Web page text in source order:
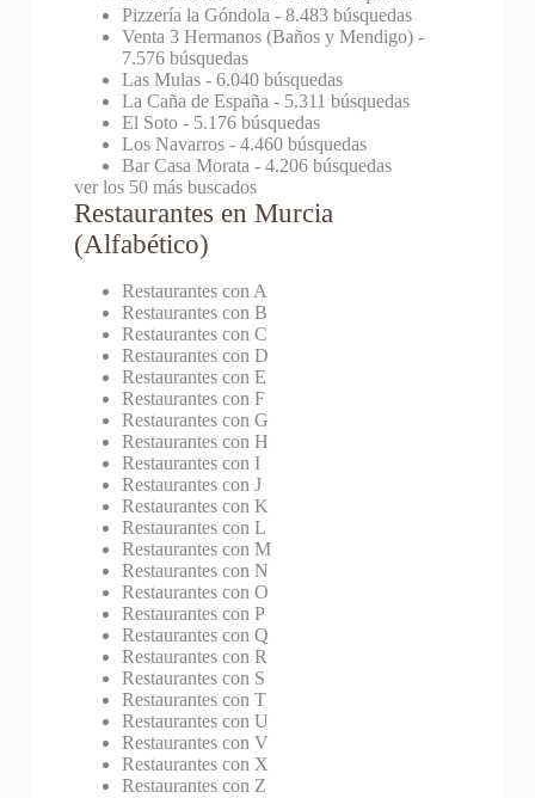
Pizzería la Góndola - 8.483 búsquedas
Venta 3 Hermanos (Baños y Mendigo)-
7.576 búsquedas
Las Mulas- 6.040 búsquedas
La Caña de España - 5.311 búsquedas
El Soto- 5.176 búsquedas
Los Navarros- 4.460 búsquedas
Bar Casa Morata - 4.206 búsquedas
ver los 50 más buscados
Restaurantes en Murcia
(Alfabético)
Restaurantes con A
Restaurantes con B
Restaurantes con C
Restaurantes con D
Restaurantes con E
Restaurantes con F
Restaurantes con G
Restaurantes con H
Restaurantes con I
Restaurantes con J
Restaurantes con K
Restaurantes con L
Restaurantes con M
Restaurantes con N
Restaurantes con O
Restaurantes con P
Restaurantes con Q
Restaurantes con R
Restaurantes con S
Restaurantes con T
Restaurantes con U
Restaurantes con V
Restaurantes con X
Restaurantes con Z